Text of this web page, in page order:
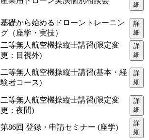
細
基礎から始めるドローントレーニン
グ（座学・実技）
詳
細
二等無人航空機操縦士講習(限定変
更：目視外)
詳
細
二等無人航空機操縦士講習(基本・経
験者コース)
詳
細
二等無人航空機操縦士講習(限定変
更：夜間)
詳
細
第86回 登録・申請セミナー (座学)
詳
細